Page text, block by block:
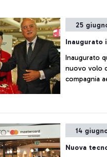
25
Inaugurato
Inaugurato
nuovo volo
compagnia
14
Nuova